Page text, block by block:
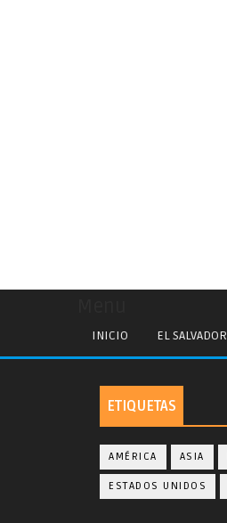
INICIO EL SALVADOR
ETIQUETAS
AMÉRICA ASIA
ESTADOS UNIDOS